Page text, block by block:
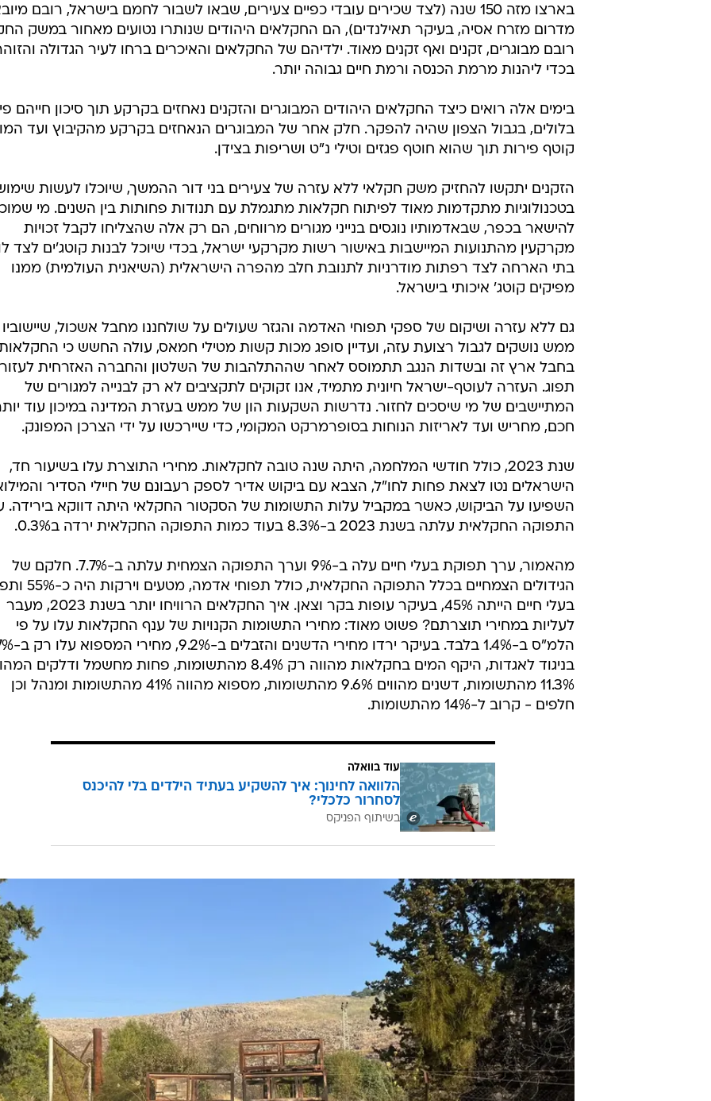
בארצו מזה 150 שנה (לצד שכירים עובדי כפיים צעירים, שבאו לשבור לחמם בישראל, רובם
מדרום מזרח אסיה, בעיקר תאילנדים), הם החקלאים היהודים שנותרו נטועים מאחור במשק
רובם מבוגרים, זקנים ואף זקנים מאוד. ילדיהם של החקלאים והאיכרים ברחו לעיר הגדולה
בכדי ליהנות מרמת הכנסה ורמת חיים גבוהה יותר.
בימים אלה רואים כיצד החקלאים היהודים המבוגרים והזקנים נאחזים בקרקע תוך סיכון חייהם
בלולים, בגבול הצפון שהיה להפקר. חלק אחר של המבוגרים הנאחזים בקרקע מהקיבוץ ועד
קוטף פירות תוך שהוא חוטף פגזים וטילי נ"ט ושריפות בצידן.
הזקנים יתקשו להחזיק משק חקלאי ללא עזרה של צעירים בני דור ההמשך, שיוכלו לעשות
בטכנולוגיות מתקדמות מאוד לפיתוח חקלאות מתגמלת עם תנודות פחותות בין השנים. מי שמוכן
להישאר בכפר, שבאדמותיו נוגסים בנייני מגורים מרווחים, הם רק אלה שהצליחו לקבל זכויות
מקרקעין מהתנועות המיישבות באישור רשות מקרקעי ישראל, בכדי שיוכל לבנות קוטג'ים לצד
בתי הארחה לצד רפתות מודרניות לתנובת חלב מהפרה הישראלית (השיאנית העולמית) ממנו
מפיקים קוטג' איכותי בישראל.
גם ללא עזרה ושיקום של ספקי תפוחי האדמה והגזר שעולים על שולחננו מחבל אשכול, שיישוביו
ממש נושקים לגבול רצועת עזה, ועדיין סופג מכות קשות מטילי חמאס, עולה החשש כי
בחבל ארץ זה ובשדות הנגב תתמוסס לאחר שההתלהבות של השלטון והחברה האזרחית
תפוג. העזרה לעוטף-ישראל חיונית מתמיד, אנו זקוקים לתקציבים לא רק לבנייה למגורים של
המתיישבים של מי שיסכים לחזור. נדרשות השקעות הון של ממש בעזרת המדינה במיכון עוד
חכם, מחריש ועד לאריזות הנוחות בסופרמרקט המקומי, כדי שיירכשו על ידי הצרכן המפונק.
שנת 2023, כולל חודשי המלחמה, היתה שנה טובה לחקלאות. מחירי התוצרת עלו בשיעור חד,
הישראלים נטו לצאת פחות לחו"ל, הצבא עם ביקוש אדיר לספק רעבונם של חיילי הסדיר
השפיעו על הביקוש, כאשר במקביל עלות התשומות של הסקטור החקלאי היתה דווקא בירידה.
התפוקה החקלאית עלתה בשנת 2023 ב-8.3% בעוד כמות התפוקה החקלאית ירדה ב0.3%.
מהאמור, ערך תפוקת בעלי חיים עלה ב-9% וערך התפוקה הצמחית עלתה ב-7.7%. חלקם של
הגידולים הצמחיים בכלל התפוקה
בעלי חיים הייתה 45%, בעיקר עופות בקר וצאן. איך החקלאים הרוויחו יותר בשנת 2023, מעבר
לעליות במחירי תוצרתם? פשוט מאוד: מחירי התשומות הקנויות של ענף החקלאות עלו על פי
בניגוד לאגדות, היקף המים בחקלאות מהווה רק 8.4% מהתשומות, פחות מחשמל ודלקים
11.3% מהתשומות, דשנים מהווים 9.6% מהתשומות, מספוא מהווה 41% מהתשומות ומנהל וכן
חלפים - קרוב ל-14% מהתשומות.
עוד בוואלה
הלוואה לחינוך: איך להשקיע בעתיד הילדים בלי להיכנס
לסחרור כלכלי?
בשיתוף הפניקס